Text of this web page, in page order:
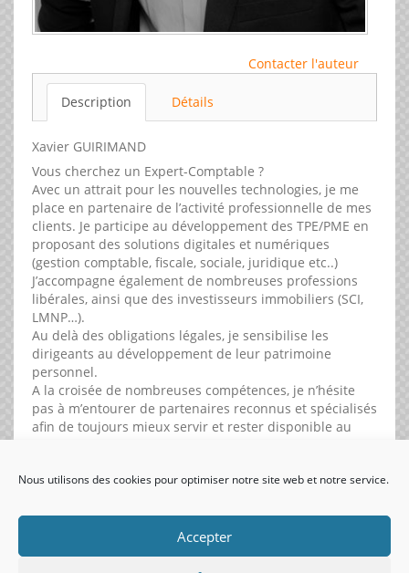
Nous utilisons des cookies pour optimiser notre site web et notre service.
Accepter
Contacter l'auteur
Description Détails
Xavier GUIRIMAND
Vous cherchez un Expert-Comptable ?
Avec un attrait pour les nouvelles technologies, je me
place en partenaire de l’activité professionnelle de mes
clients. Je participe au développement des TPE/PME en
proposant des solutions digitales et numériques
(gestion comptable, fiscale, sociale, juridique etc..)
J’accompagne également de nombreuses professions
libérales, ainsi que des investisseurs immobiliers (SCI,
LMNP…).
Au delà des obligations légales, je sensibilise les
dirigeants au développement de leur patrimoine
personnel.
A la croisée de nombreuses compétences, je n’hésite
pas à m’entourer de partenaires reconnus et spécialisés
afin de toujours mieux servir et rester disponible au
visiteurs uniques: